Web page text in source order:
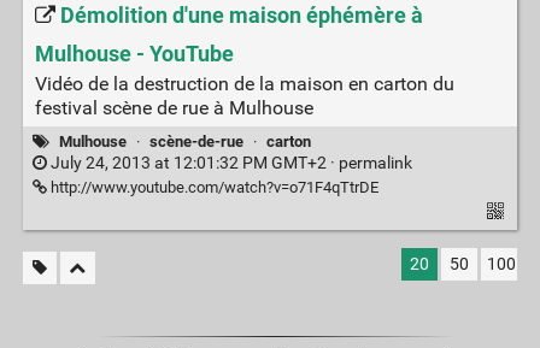
Démolition d'une maison éphémère à
Mulhouse - YouTube
Vidéo de la destruction de la maison en carton du
festival scène de rue à Mulhouse
Mulhouse · scène-de-rue · carton
July 24, 2013 at 12:01:32 PM GMT+2 · permalink
http://www.youtube.com/watch?v=o71F4qTtrDE
20 50 100